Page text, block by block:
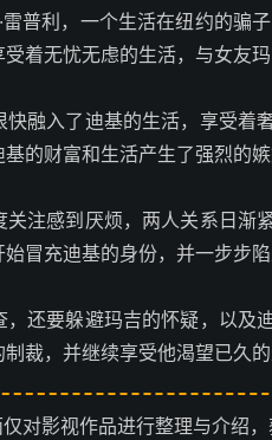
普利，一个生活在纽约的骗
着无忧无虑的生活，与女友玛
融入了迪基的生活，享受着
的财富和生活产生了强烈的嫉
注感到厌烦，两人关系日渐
冒充迪基的身份，并一步步
还要躲避玛吉的怀疑，以及
裁，并继续享受他渴望已久的
对影视作品进行整理与介绍，